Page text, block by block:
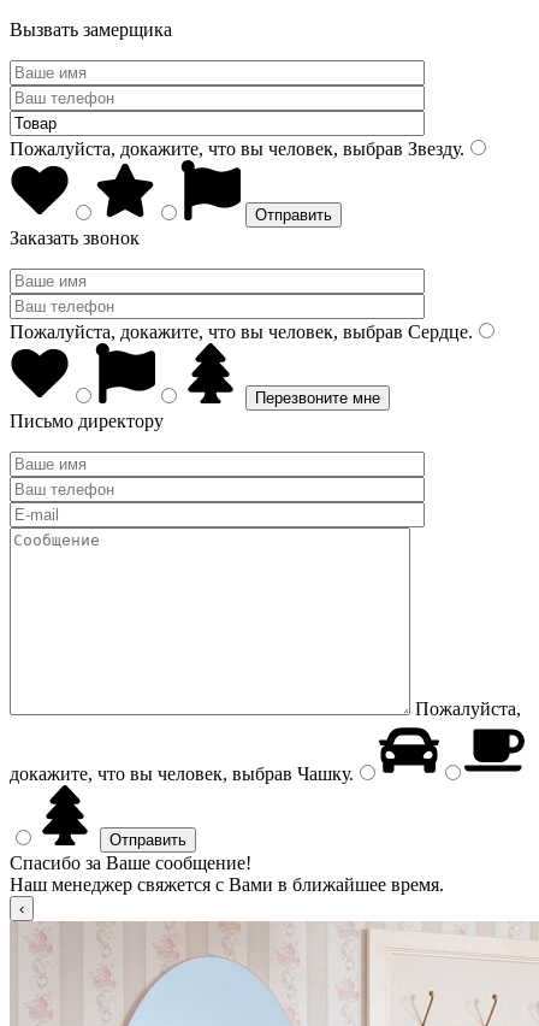
Вызвать замерщика
Пожалуйста, докажите, что вы человек, выбрав Звезду.
Заказать звонок
Пожалуйста, докажите, что вы человек, выбрав Сердце.
Письмо директору
Пожалуйста,
докажите, что вы человек, выбрав Чашку.
Спасибо за Ваше сообщение!
Наш менеджер свяжется с Вами в ближайшее время.